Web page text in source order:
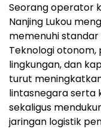
Seorang operator
Nanjing Lukou
memenuhi
Teknologi
lingkungan, dan
turut
lintasnegara serta
sekaligus
jaringan logistik